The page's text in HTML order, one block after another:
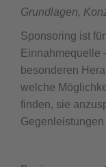
Grundlagen,
Sponsoring ist
Einnahmequelle
besonderen
welche
finden, sie